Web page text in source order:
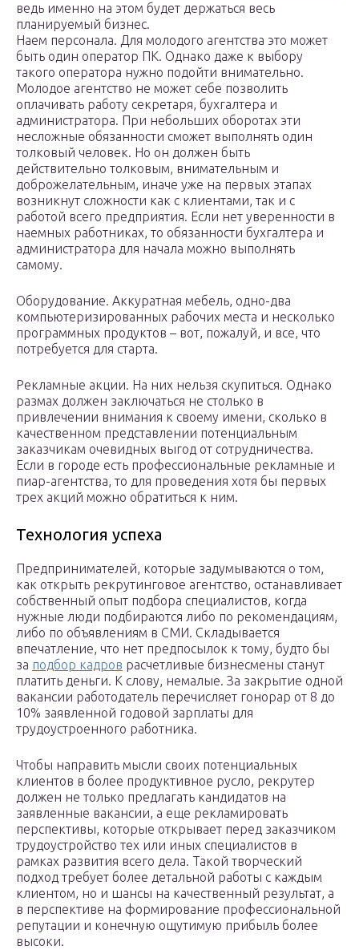
ведь именно на этом будет держаться весь
планируемый бизнес.
Наем персонала. Для молодого агентства это может
быть один оператор ПК. Однако даже к выбору
такого оператора нужно подойти внимательно.
Молодое агентство не может себе позволить
оплачивать работу секретаря, бухгалтера и
администратора. При небольших оборотах эти
несложные обязанности сможет выполнять один
толковый человек. Но он должен быть
действительно толковым, внимательным и
доброжелательным, иначе уже на первых этапах
возникнут сложности как с клиентами, так и с
работой всего предприятия. Если нет уверенности в
наемных работниках, то обязанности бухгалтера и
администратора для начала можно выполнять
самому.
Оборудование. Аккуратная мебель, одно-два
компьютеризированных рабочих места и несколько
программных продуктов – вот, пожалуй, и все, что
потребуется для старта.
Рекламные акции. На них нельзя скупиться. Однако
размах должен заключаться не столько в
привлечении внимания к своему имени, сколько в
качественном представлении потенциальным
заказчикам очевидных выгод от сотрудничества.
Если в городе есть профессиональные рекламные и
пиар-агентства, то для проведения хотя бы первых
трех акций можно обратиться к ним.
Технология успеха
Предпринимателей, которые задумываются о том,
как открыть рекрутинговое агентство, останавливает
собственный опыт подбора специалистов, когда
нужные люди подбираются либо по рекомендациям,
либо по объявлениям в СМИ. Складывается
впечатление, что нет предпосылок к тому, будто бы
за подбор кадров расчетливые бизнесмены станут
платить деньги. К слову, немалые. За закрытие одной
вакансии работодатель перечисляет гонорар от 8 до
10% заявленной годовой зарплаты для
трудоустроенного работника.
Чтобы направить мысли своих потенциальных
клиентов в более продуктивное русло, рекрутер
должен не только предлагать кандидатов на
заявленные вакансии, а еще рекламировать
перспективы, которые открывает перед заказчиком
трудоустройство тех или иных специалистов в
рамках развития всего дела. Такой творческий
подход требует более детальной работы с каждым
клиентом, но и шансы на качественный результат, а
в перспективе на формирование профессиональной
репутации и конечную ощутимую прибыль более
высоки.